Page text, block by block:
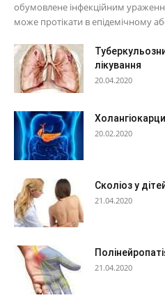
обумовлене інфекційним
може протікати в епідемічному
лікування
20.04.2020
20.02.2020
Сколіоз у
21.04.2020
21.04.2020